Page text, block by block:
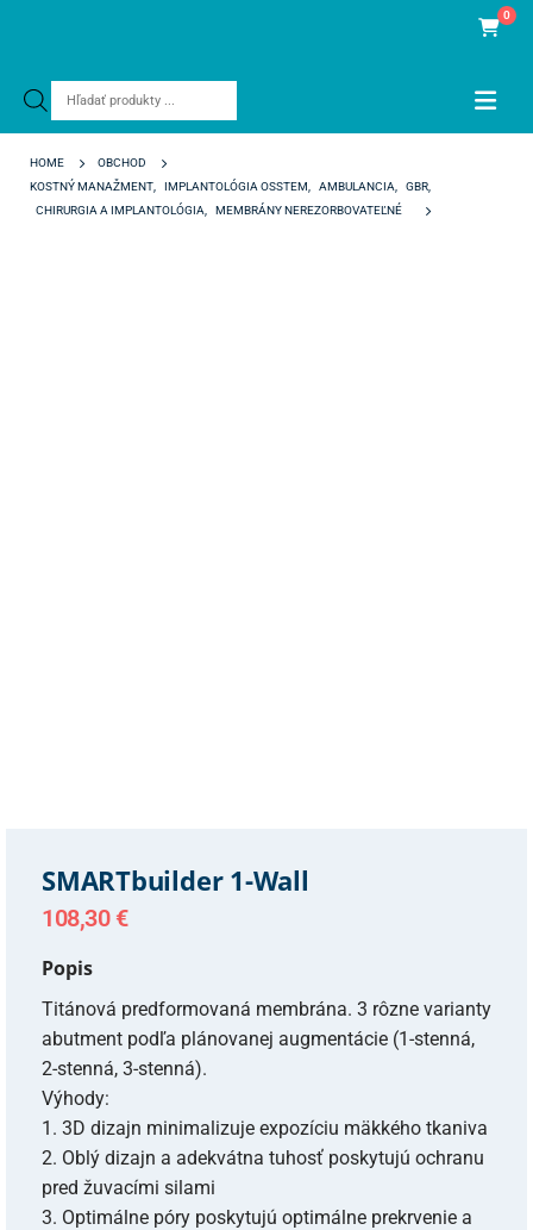
Products
0
HOME
OBCHOD
KOSTNÝ MANAŽMENT
IMPLANTOLÓGIA OSSTEM AMBULANCIA GBR
CHIRURGIA A IMPLANTOLÓGIA
MEMBRÁNY NEREZORBOVATEĽNÉ
SMARTbuilder 1-Wall
108,30 €
Popis
Titánová predformovaná membrána. 3 rôzne varianty
abutment podľa plánovanej augmentácie (1-stenná,
2-stenná, 3-stenná).
Výhody:
1. 3D dizajn minimalizuje expozíciu mäkkého tkaniva
2. Oblý dizajn a adekvátna tuhosť poskytujú ochranu
pred žuvacími silami
3. Optimálne póry poskytujú optimálne prekrvenie a